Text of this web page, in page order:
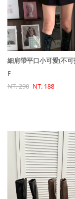
細肩帶平口小可愛(不可
F
NT. 290 NT. 188